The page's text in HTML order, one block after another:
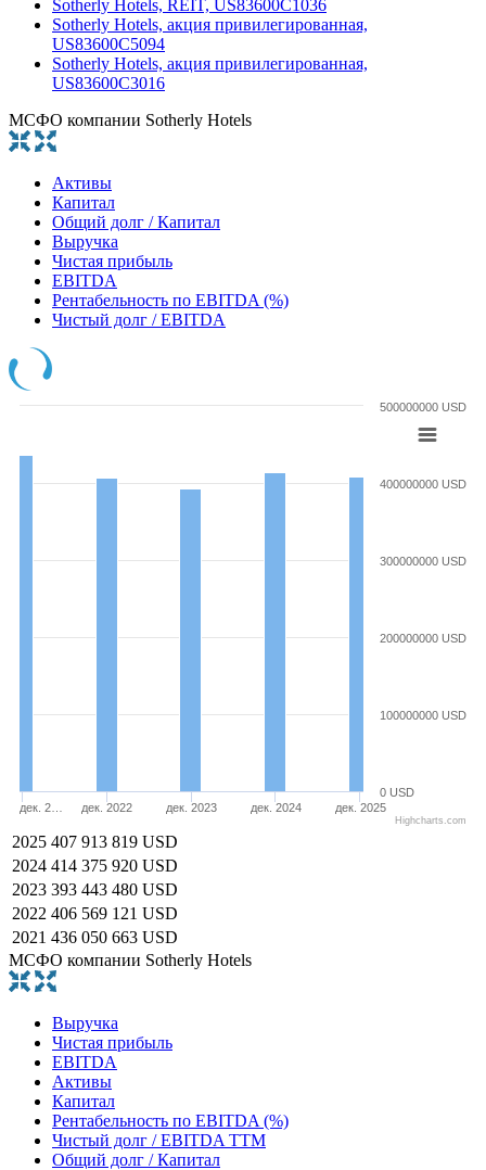
Sotherly Hotels, REIT, US83600C1036
Sotherly Hotels, акция привилегированная,
US83600C5094
Sotherly Hotels, акция привилегированная,
US83600C3016
МСФО компании Sotherly Hotels
Активы
Капитал
Общий долг / Капитал
Выручка
Чистая прибыль
EBITDA
Рентабельность по EBITDA (%)
Чистый долг / EBITDA
дек. 2… дек. 2022 дек. 2023 дек. 2024 дек. 2025
0 USD
100000000 USD
200000000 USD
300000000 USD
400000000 USD
500000000 USD
Highcharts.com
2025 407 913 819 USD
2024 414 375 920 USD
2023 393 443 480 USD
2022 406 569 121 USD
2021 436 050 663 USD
МСФО компании Sotherly Hotels
Выручка
Чистая прибыль
EBITDA
Активы
Капитал
Рентабельность по EBITDA (%)
Чистый долг / EBITDA TTM
Общий долг / Капитал